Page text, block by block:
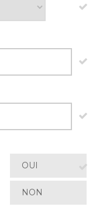
OUI
NON